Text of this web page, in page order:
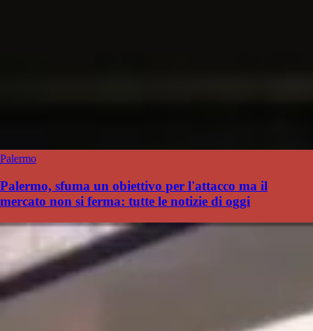
Palermo
Palermo, sfuma un obiettivo per l'attacco ma il
mercato non si ferma: tutte le notizie di oggi